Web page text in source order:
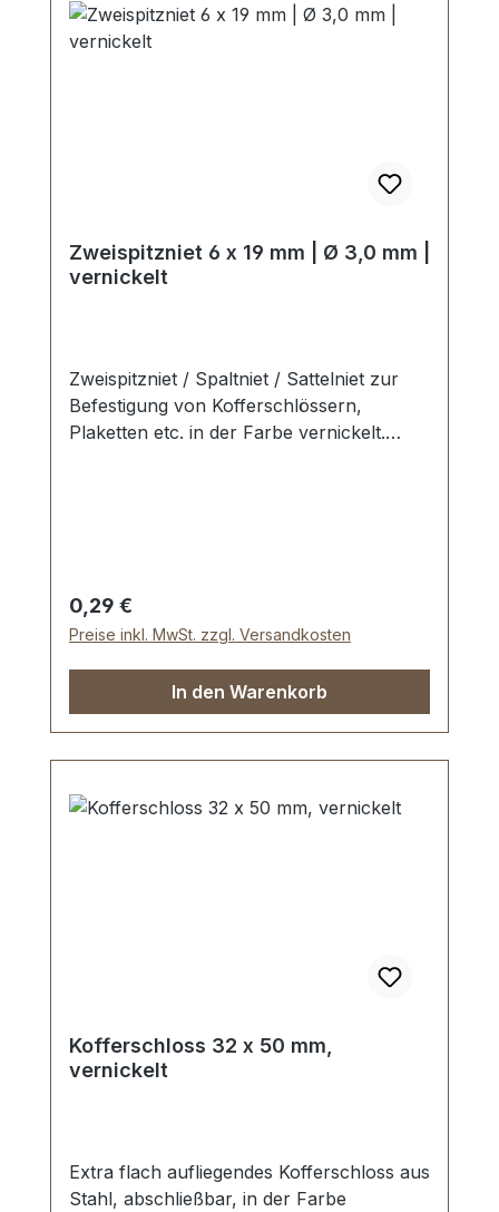
Zweispitzniet 6 x 19 mm | Ø 3,0 mm |
vernickelt
Zweispitzniet / Spaltniet / Sattelniet zur
Befestigung von Kofferschlössern,
Plaketten etc. in der Farbe vernickelt.
Regulärer Preis:
0,29 €
Preise inkl. MwSt. zzgl. Versandkosten
In den Warenkorb
Kofferschloss 32 x 50 mm,
vernickelt
Extra flach aufliegendes Kofferschloss aus
Stahl, abschließbar, in der Farbe